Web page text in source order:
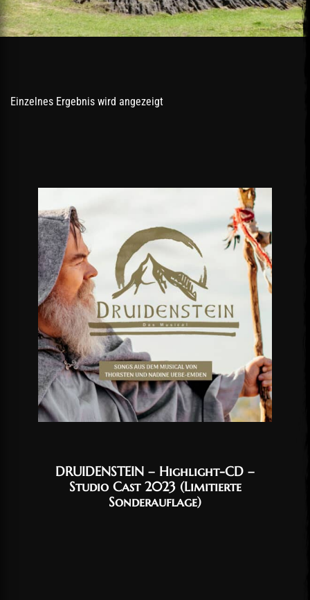
Einzelnes Ergebnis wird angezeigt
DRUIDENSTEIN – Highlight-CD –
Studio Cast 2023 (Limitierte
Sonderauflage)